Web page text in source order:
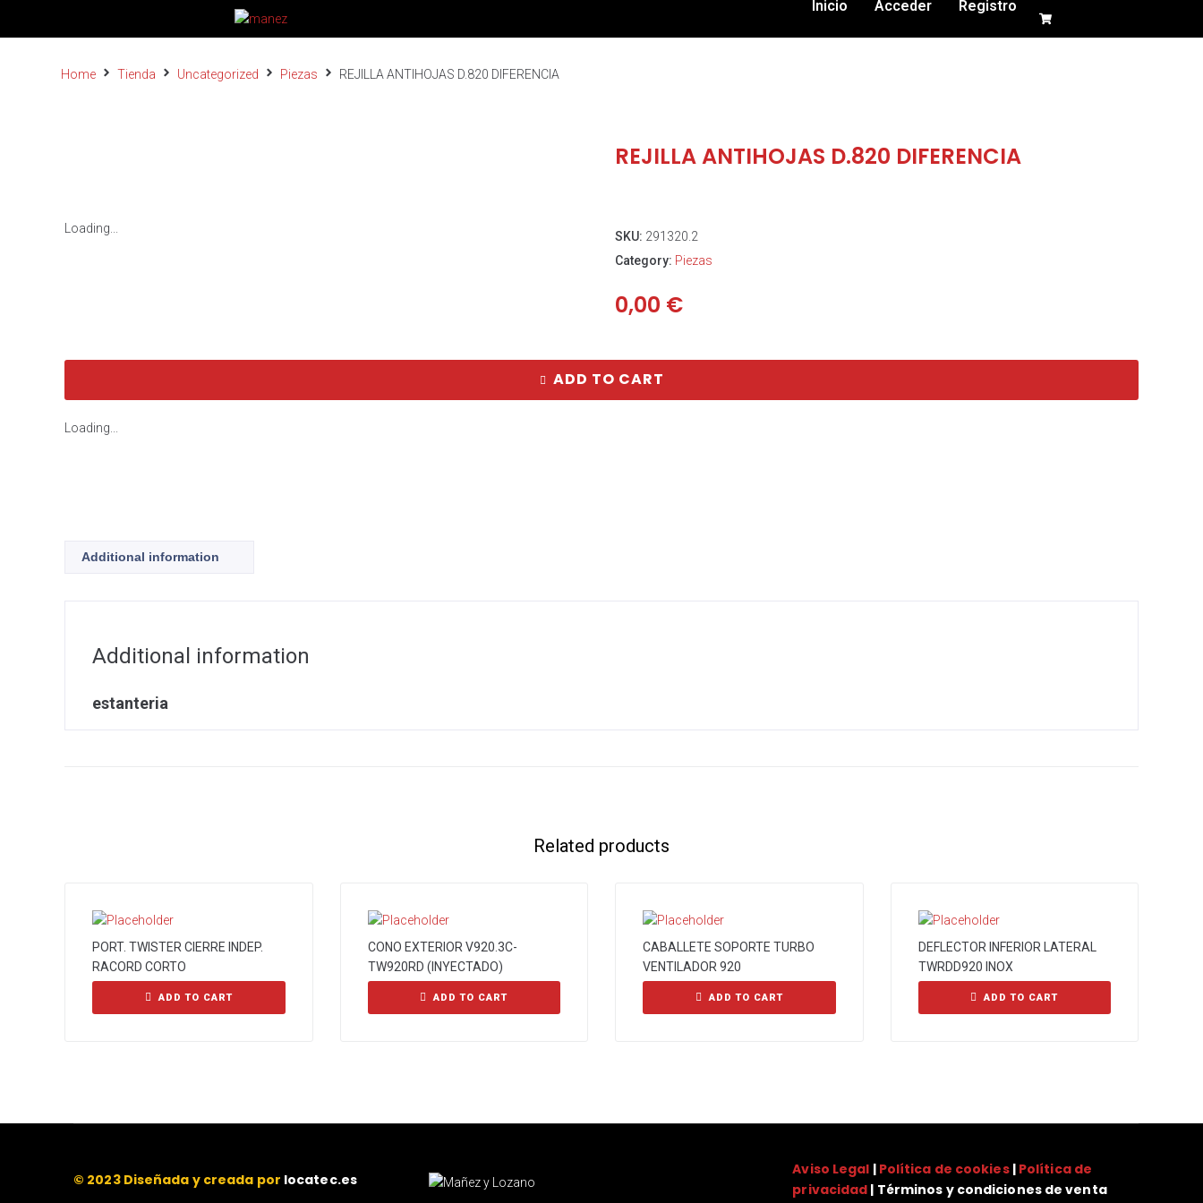
Inicio Acceder Registro
Home Tienda Uncategorized Piezas REJILLA ANTIHOJAS D.820 DIFERENCIA
Loading...
REJILLA ANTIHOJAS D.820 DIFERENCIA
SKU: 291320.2
Category: Piezas
0,00 €
ADD TO CART
Loading...
Additional information
Additional information
estanteria
Related products
PORT. TWISTER CIERRE INDEP.
RACORD CORTO
ADD TO CART
CONO EXTERIOR V920.3C-
TW920RD (INYECTADO)
ADD TO CART
CABALLETE SOPORTE TURBO
VENTILADOR 920
ADD TO CART
DEFLECTOR INFERIOR LATERAL
TWRDD920 INOX
ADD TO CART
© 2023 Diseñada y creada por locatec.es
Aviso Legal | Política de cookies| Política de
privacidad | Términos y condiciones de venta